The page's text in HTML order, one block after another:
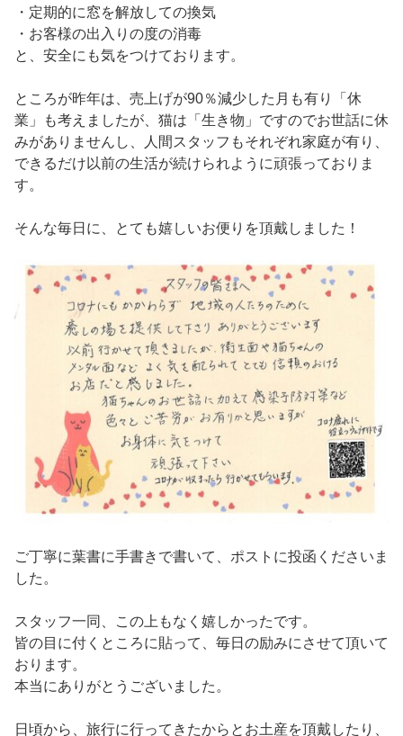
・定期的に窓を解放しての換気
・お客様の出入りの度の消毒
と、安全にも気をつけております。
ところが昨年は、売上げが90％減少した月も有り「休
業」も考えましたが、猫は「生き物」ですのでお世話に休
みがありませんし、人間スタッフもそれぞれ家庭が有り、
できるだけ以前の生活が続けられように頑張っておりま
す。
そんな毎日に、とても嬉しいお便りを頂戴しました！
ご丁寧に葉書に手書きで書いて、ポストに投函くださいま
した。
スタッフ一同、この上もなく嬉しかったです。
皆の目に付くところに貼って、毎日の励みにさせて頂いて
おります。
本当にありがとうございました。
日頃から、旅行に行ってきたからとお土産を頂戴したり、